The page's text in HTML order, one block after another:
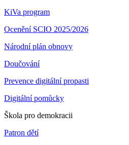
KiVa program
Ocenění SCIO 2025/2026
Národní plán obnovy
Doučování
Prevence digitální propasti
Digitální pomůcky
Škola pro demokracii
Patron dětí